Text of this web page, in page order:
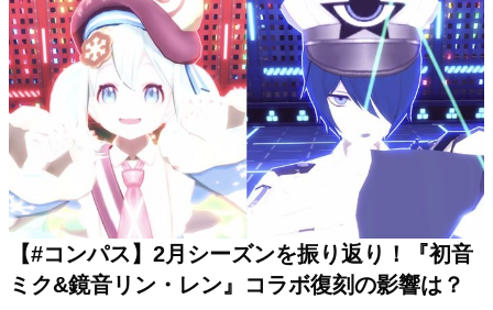
【#コンパス】2月シーズンを振り返り！『初音
ミク&鏡音リン・レン』コラボ復刻の影響は？